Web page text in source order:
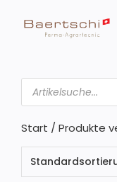
Inhalt
Products
search
Start / Produkte